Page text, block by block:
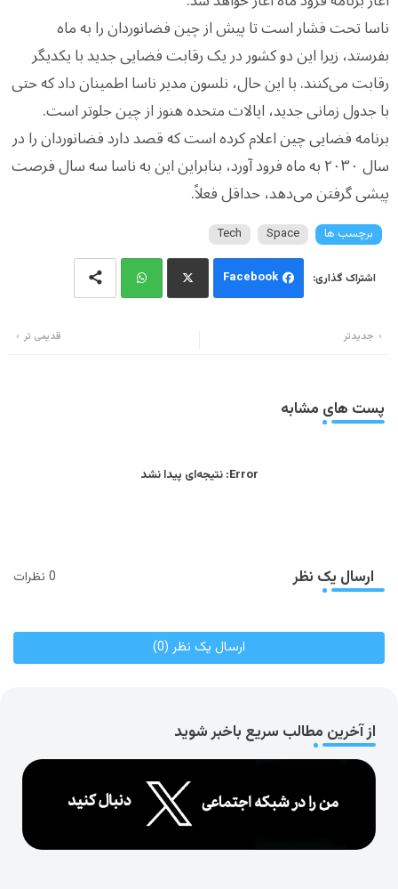
ناسا تحت فشار است تا پیش از چین فضانوردان را به ماه
بفرستد، زیرا این دو کشور در یک رقابت فضایی جدید با یکدیگر
رقابت می‌کنند. با این حال، نلسون مدیر ناسا اطمینان داد که حتی
با جدول زمانی جدید، ایالات متحده هنوز از چین جلوتر است.
برنامه فضایی چین اعلام کرده است که قصد دارد فضانوردان را در
سال ۲۰۳۰ به ماه فرود آورد، بنابراین این به ناسا سه سال فرصت
پیشی گرفتن می‌دهد، حداقل فعلاً.
برچسب ها Space
Tech
Facebook
جدیدتر قدیمی تر
پست های مشابه
Error: نتیجه‌ای پیدا نشد
ارسال یک نظر 0 نظرات
ارسال یک نظر (0)
از آخرین مطالب سریع باخبر شوید